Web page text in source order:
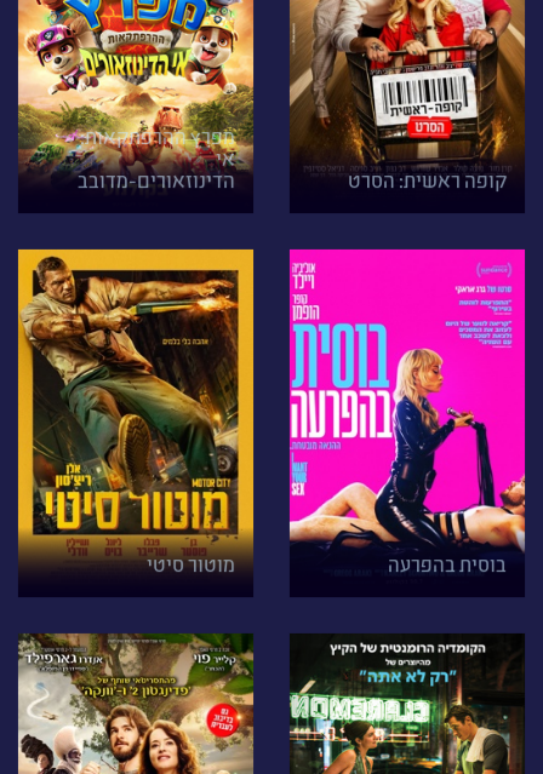
קופה ראשית: הסרט
מפרץ ההרפתקאות:
אי
הדינוזאורים-מדובב
בוסית בהפרעה מוטור סיטי